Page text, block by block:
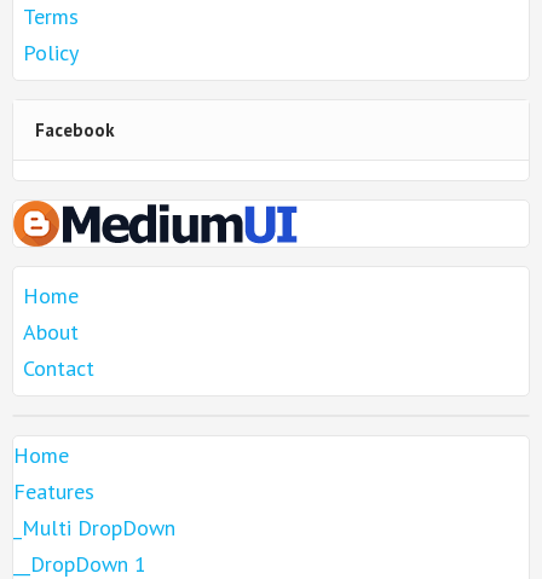
Terms
Policy
Facebook
Home
About
Contact
Home
Features
_Multi DropDown
__DropDown 1